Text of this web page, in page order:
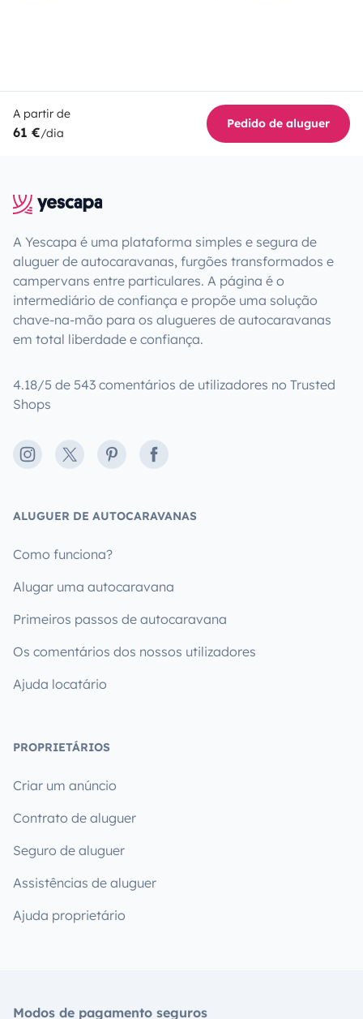
A partir de
61 €/dia
Pedido de aluguer
A Yescapa é uma plataforma simples e segura de
aluguer de autocaravanas, furgões transformados e
campervans entre particulares. A página é o
intermediário de confiança e propõe uma solução
chave-na-mão para os alugueres de autocaravanas
em total liberdade e confiança.
4.18/5 de 543 comentários de utilizadores no Trusted
Shops
Instagram
X PinterestFacebook
ALUGUER DE AUTOCARAVANAS
Como funciona?
Alugar uma autocaravana
Primeiros passos de autocaravana
Os comentários dos nossos utilizadores
Ajuda locatário
PROPRIETÁRIOS
Criar um anúncio
Contrato de aluguer
Seguro de aluguer
Assistências de aluguer
Ajuda proprietário
Modos de pagamento seguros